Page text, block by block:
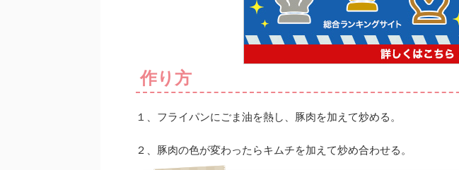
作り方
１、フライパンにごま油を熱し、豚肉を加えて炒める。
２、豚肉の色が変わったらキムチを加えて炒め合わせる。